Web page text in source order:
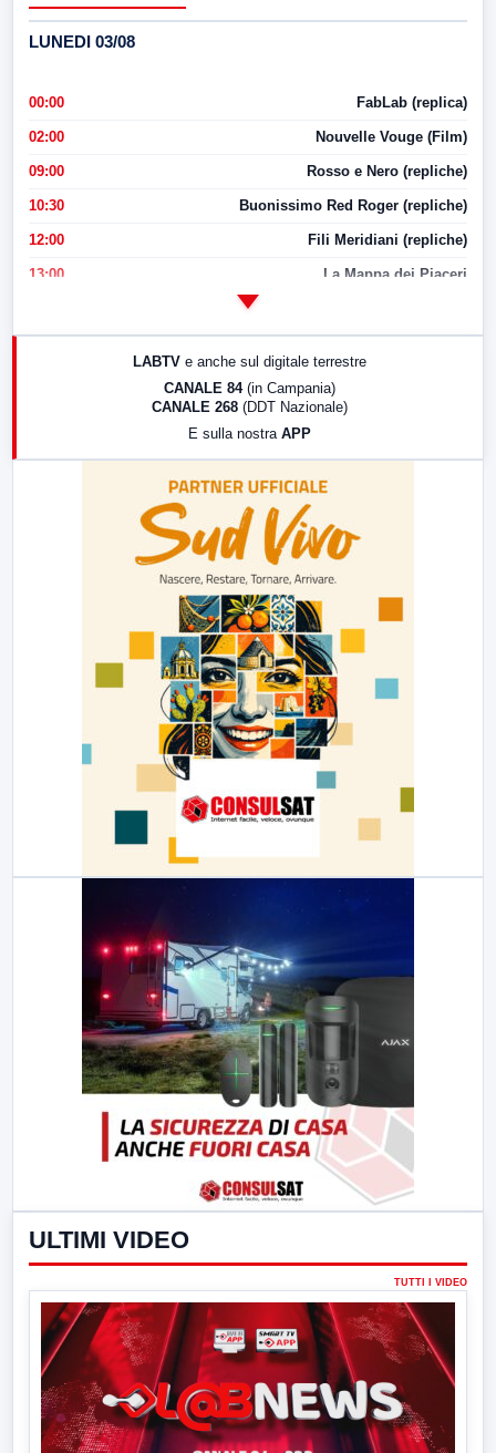
LUNEDI 03/08
00:00 FabLab (replica)
02:00 Nouvelle Vouge (Film)
09:00 Rosso e Nero (repliche)
10:30 Buonissimo Red Roger (repliche)
12:00 Fili Meridiani (repliche)
13:00 La Mappa dei Piaceri
LABTV e anche sul digitale terrestre
CANALE 84 (in Campania)
CANALE 268 (DDT Nazionale)
E sulla nostra APP
ULTIMI VIDEO
TUTTI I VIDEO